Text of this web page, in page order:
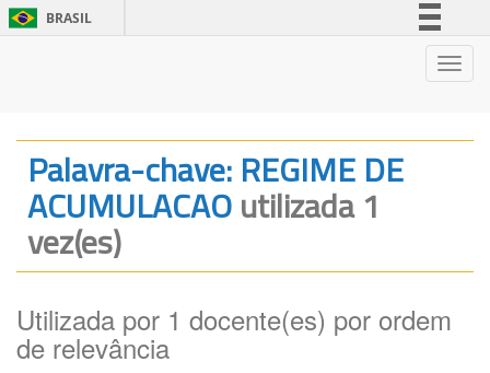
BRASIL
Legislação
Canais
Palavra-chave: REGIME DE
ACUMULACAOutilizada 1
vez(es)
Utilizada por 1 docente(es) por ordem
de relevância